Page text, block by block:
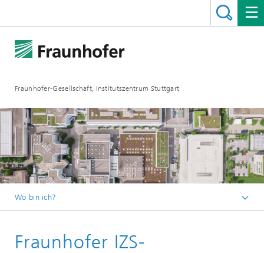
Fraunhofer-Gesellschaft, Institutszentrum Stuttgart
Wo bin ich?
Über uns
Fraunhofer IZS-